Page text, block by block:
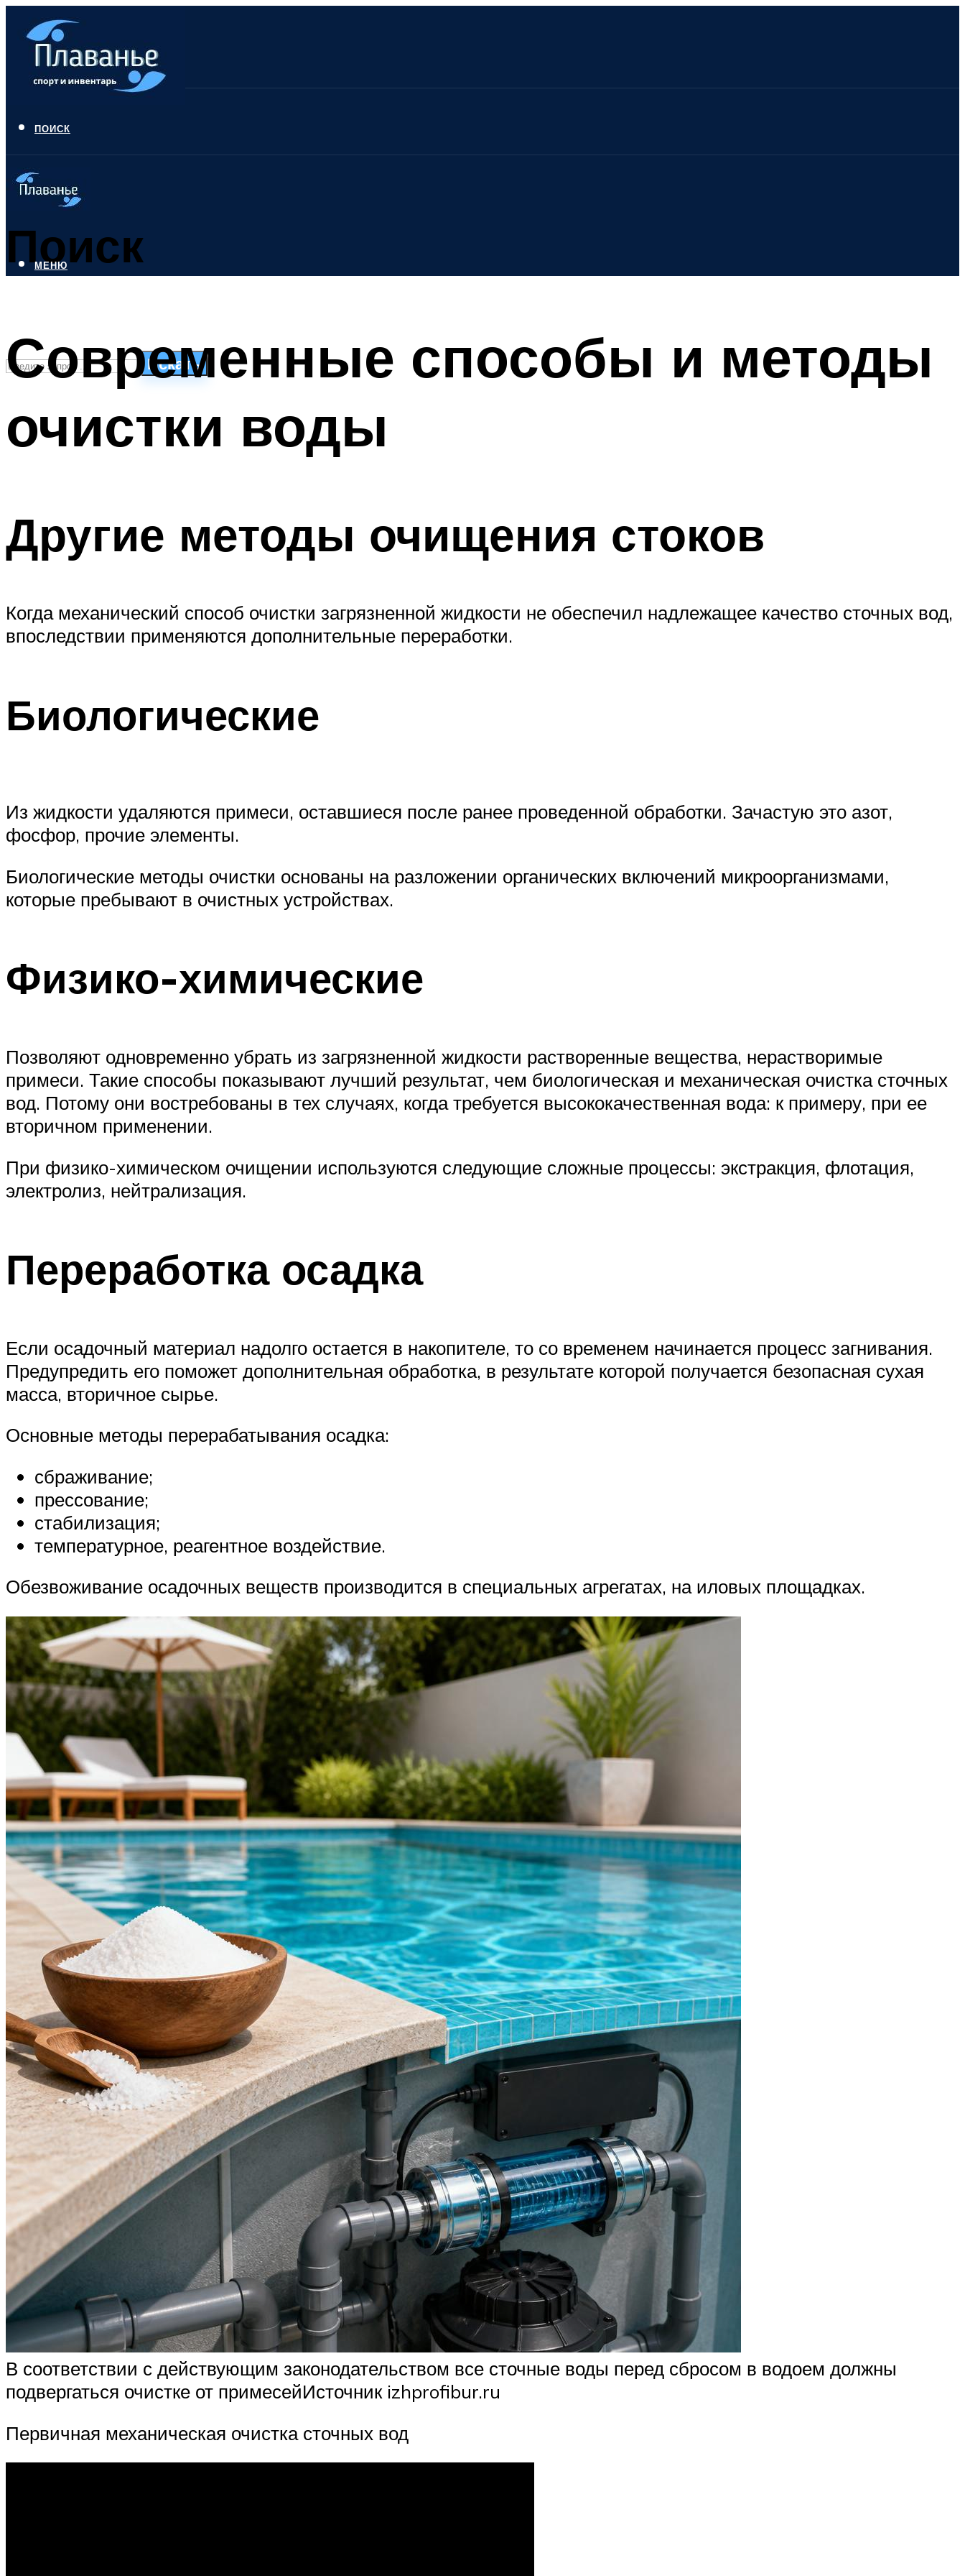
ПОИСК
Поиск
Искать
ПЛАВАНЬЕ ДЛЯ ДЕТЕЙ
ПЛАВАНЬЕ ДЛЯ ПОХУДЕНИЯ
МЕНЮ
МЕНЮ
Современные способы и методы
очистки воды
Другие методы очищения стоков
Когда механический способ очистки загрязненной жидкости не обеспечил надлежащее качество сточных вод,
впоследствии применяются дополнительные переработки.
Биологические
Из жидкости удаляются примеси, оставшиеся после ранее проведенной обработки. Зачастую это азот,
фосфор, прочие элементы.
Биологические методы очистки основаны на разложении органических включений микроорганизмами,
которые пребывают в очистных устройствах.
Физико-химические
Позволяют одновременно убрать из загрязненной жидкости растворенные вещества, нерастворимые
примеси. Такие способы показывают лучший результат, чем биологическая и механическая очистка сточных
вод. Потому они востребованы в тех случаях, когда требуется высококачественная вода: к примеру, при ее
вторичном применении.
При физико-химическом очищении используются следующие сложные процессы: экстракция, флотация,
электролиз, нейтрализация.
Переработка осадка
Если осадочный материал надолго остается в накопителе, то со временем начинается процесс загнивания.
Предупредить его поможет дополнительная обработка, в результате которой получается безопасная сухая
масса, вторичное сырье.
Основные методы перерабатывания осадка:
сбраживание;
прессование;
стабилизация;
температурное, реагентное воздействие.
Обезвоживание осадочных веществ производится в специальных агрегатах, на иловых площадках.
В соответствии с действующим законодательством все сточные воды перед сбросом в водоем должны
подвергаться очистке от примесейИсточник izhprofibur.ru
Первичная механическая очистка сточных вод